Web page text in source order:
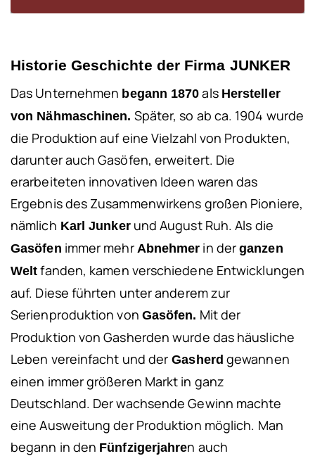
Historie Geschichte der Firma JUNKER
Das Unternehmen begann 1870 als Hersteller
von Nähmaschinen. Später, so ab ca. 1904 wurde
die Produktion auf eine Vielzahl von Produkten,
darunter auch Gasöfen, erweitert. Die
erarbeiteten innovativen Ideen waren das
Ergebnis des Zusammenwirkens großen Pioniere,
nämlich Karl Junkerund August Ruh. Als die
Gasöfen immer mehr Abnehmer in derganzen
Welt fanden, kamen verschiedene Entwicklungen
auf. Diese führten unter anderem zur
Serienproduktion von Gasöfen. Mit der
Produktion von Gasherden wurde das häusliche
Leben vereinfacht und der Gasherd gewannen
einen immer größeren Markt in ganz
Deutschland. Der wachsende Gewinn machte
eine Ausweitung der Produktion möglich. Man
begann in den Fünfzigerjahren auch